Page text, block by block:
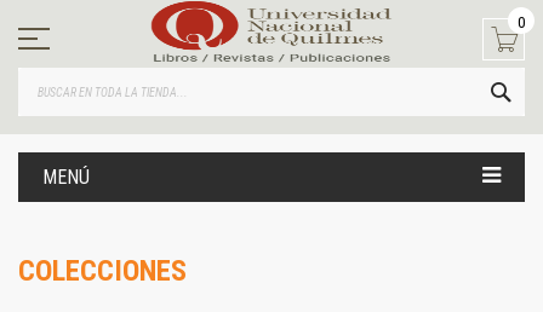
contenido
0
MENÚ
COLECCIONES